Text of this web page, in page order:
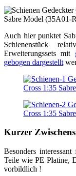
Auch hier punktet
Schienenstück
Erweiterungssets mit
gebogen dargestellt
Kurzer
Besonders
Teile wie PE Platine,
vorbildlich !